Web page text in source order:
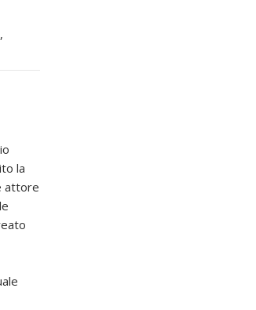
,
la
attore